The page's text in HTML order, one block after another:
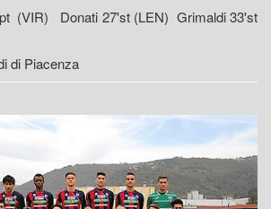
(VIR) Donati 27'st (LEN) Grimaldi 33'st
di Piacenza